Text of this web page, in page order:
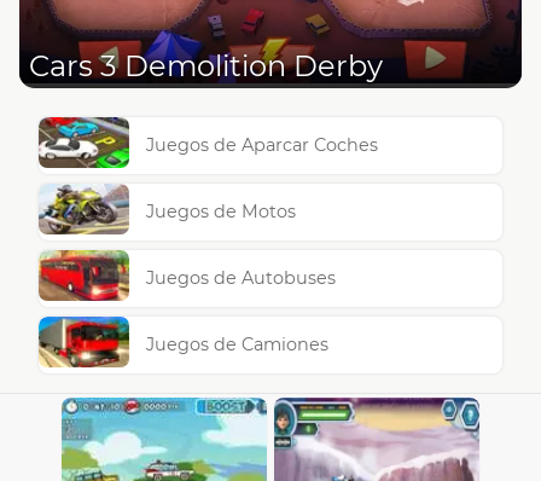
Cars 3 Demolition Derby
Juegos de Aparcar Coches
Juegos de Motos
Juegos de Autobuses
Juegos de Camiones